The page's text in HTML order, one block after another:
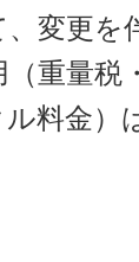
変更を
重量税
料金）